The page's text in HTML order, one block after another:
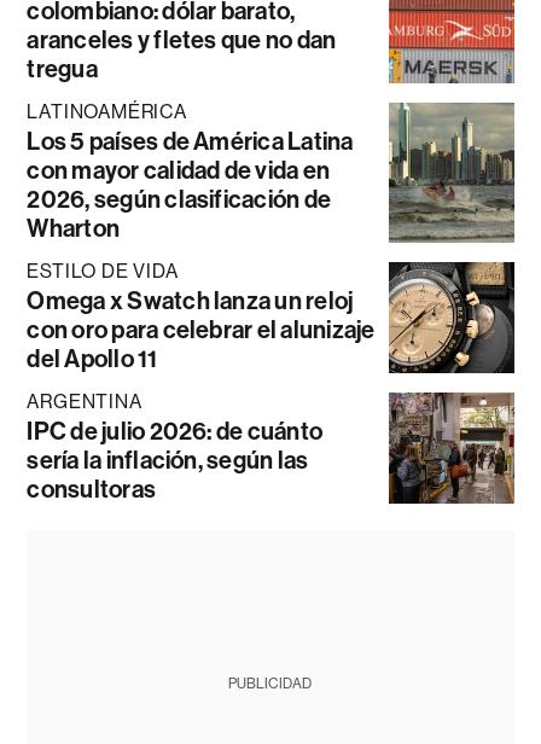
colombiano: dólar barato,
aranceles y fletes que no dan
tregua
LATINOAMÉRICA
Los 5 países de América Latina
con mayor calidad de vida en
2026, según clasificación de
Wharton
ESTILO DE VIDA
Omega x Swatch lanza un reloj
con oro para celebrar el alunizaje
del Apollo 11
ARGENTINA
IPC de julio 2026: de cuánto
sería la inflación, según las
consultoras
PUBLICIDAD